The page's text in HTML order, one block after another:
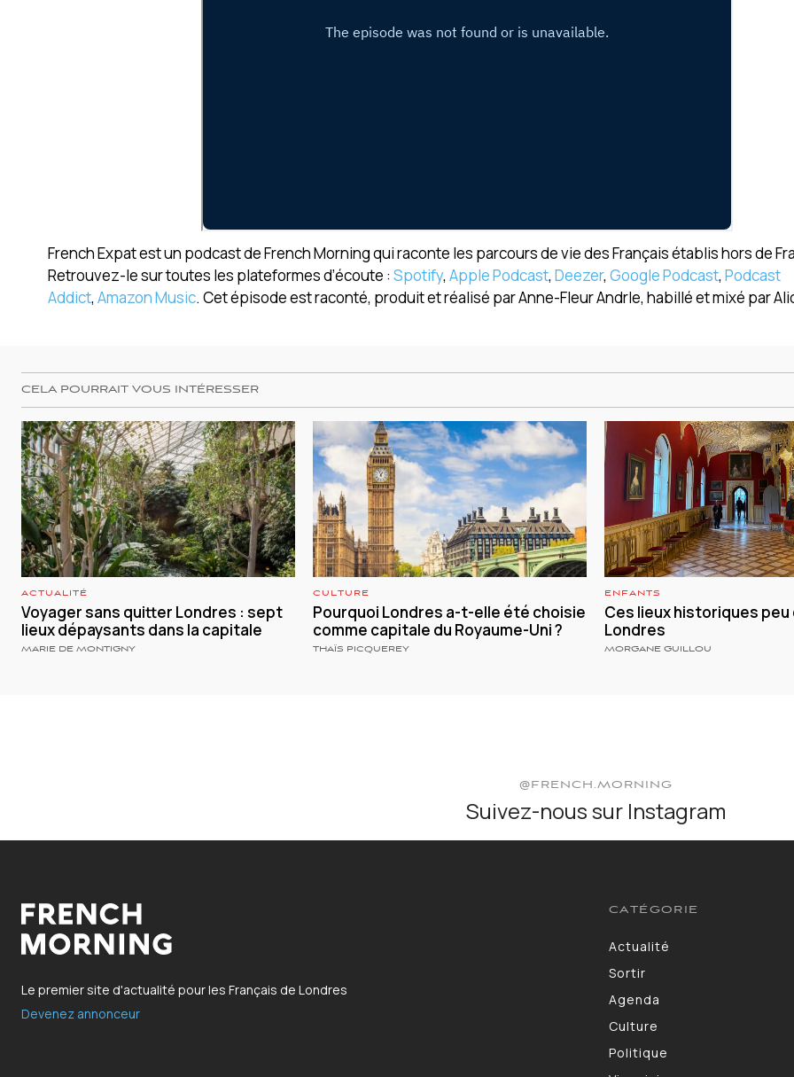
French Expat est un podcast de French Morning qui raconte les parcours de vie des Français établis hors de
Retrouvez-le sur toutes les plateformes d’écoute : Spotify, Apple Podcast, Deezer, Google Podcast, Podcast
Addict, Amazon Music. Cet épisode est raconté, produit et réalisé par Anne-Fleur Andrle, habillé et mixé par
CELA POURRAIT VOUS INTÉRESSER
ACTUALITÉ
Voyager sans quitter Londres : sept
lieux dépaysants dans la capitale
MARIE DE MONTIGNY
CULTURE
Pourquoi Londres a-t-elle été choisie
comme capitale du Royaume-Uni ?
THAÏS PICQUEREY
ENFANTS
Ces lieux historiques peu
Londres
MORGANE GUILLOU
@FRENCH.MORNING
Suivez-nous sur Instagram
Le premier site d'actualité pour les Français de Londres
Devenez annonceur
CATÉGORIE
Actualité
Sortir
Agenda
Culture
Politique